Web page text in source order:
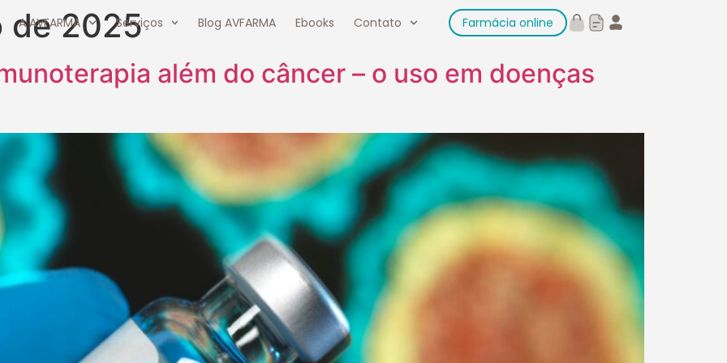
A AVFARMA Serviços Blog AVFARMA Ebooks Contato Farmácia online
de 2025
além do câncer – o uso em doenças